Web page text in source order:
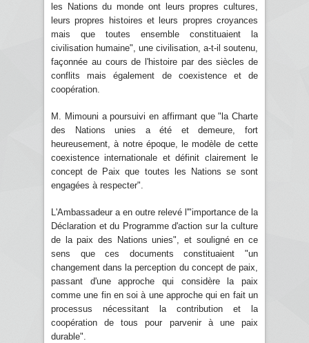
les Nations du monde ont leurs propres cultures,
leurs propres histoires et leurs propres croyances
mais que toutes ensemble constituaient la
civilisation humaine", une civilisation, a-t-il soutenu,
façonnée au cours de l'histoire par des siècles de
conflits mais également de coexistence et de
coopération.
M. Mimouni a poursuivi en affirmant que "la Charte
des Nations unies a été et demeure, fort
heureusement, à notre époque, le modèle de cette
coexistence internationale et définit clairement le
concept de Paix que toutes les Nations se sont
engagées à respecter".
L'Ambassadeur a en outre relevé l'"importance de la
Déclaration et du Programme d'action sur la culture
de la paix des Nations unies", et souligné en ce
sens que ces documents constituaient "un
changement dans la perception du concept de paix,
passant d'une approche qui considère la paix
comme une fin en soi à une approche qui en fait un
processus nécessitant la contribution et la
coopération de tous pour parvenir à une paix
durable".